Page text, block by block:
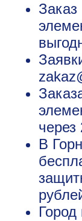
через
В
Город